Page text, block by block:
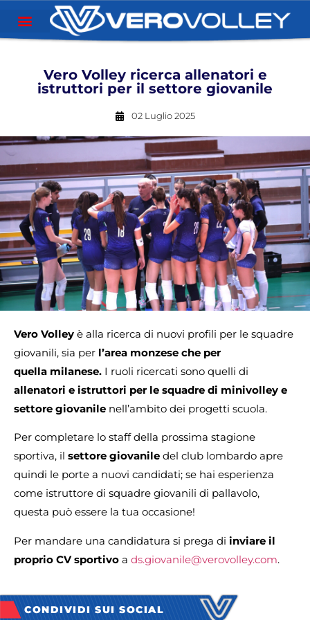
Vero Volley ricerca allenatori e
istruttori per il settore giovanile
02 Luglio 2025
Vero Volley è alla ricerca di nuovi profili per le squadre
giovanili, sia per l’area monzese che per
quella milanese. I ruoli ricercati sono quelli di
allenatori e istruttori per le squadre di minivolley e
settore giovanile nell’ambito dei progetti scuola.
Per completare lo staff della prossima stagione
sportiva, il settore giovanile del club lombardo apre
quindi le porte a nuovi candidati; se hai esperienza
come istruttore di squadre giovanili di pallavolo,
questa può essere la tua occasione!
Per mandare una candidatura si prega di inviare il
proprio CV sportivo a ds.giovanile@verovolley.com.
CONDIVIDI SUI SOCIAL